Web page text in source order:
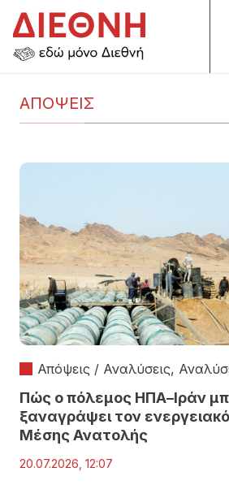
ΑΠΟΨΕΙΣ
Απόψεις / Αναλύσεις,
Πώς ο πόλεμος ΗΠΑ–Ιράν
ξαναγράψει τον
Μέσης Ανατολής
20.07.2026, 12:07